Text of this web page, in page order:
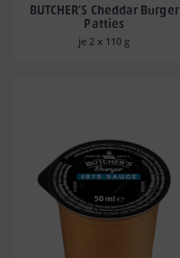
BUTCHER'S Cheddar Burger
Patties
je 2 x 110 g